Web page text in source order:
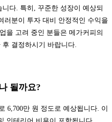
다. 특히, 꾸준한 성장이 예상되
러분이 투자 대비 안정적인 수익을
을 고려 중인 분들은 메가커피의
결정하시기 바랍니다.
될까요?
6,700만 원 정도로 예상됩니다. 이